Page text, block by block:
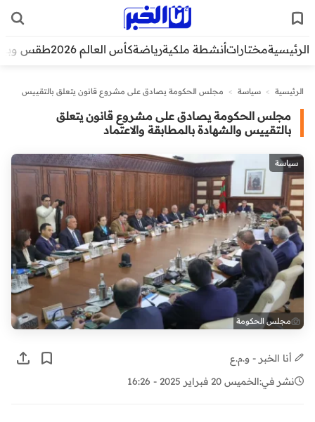
الرئيسيةمختاراتأنشطة ملكيةرياضةكأس العالم 2026 طقس
الرئيسية > سياسة >
مجلس الحكومة يصادق على مشروع قانون يتعلق بالتقييس
مجلس الحكومة يصادق على مشروع قانون يتعلق
بالتقييس والشهادة بالمطابقة والاعتماد
سياسة
مجلس الحكومة
أنا الخبر - و.م.ع
نشر في:الخميس 20 فبراير 2025 - 16:26